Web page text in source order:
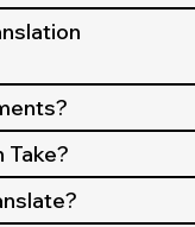
Take?